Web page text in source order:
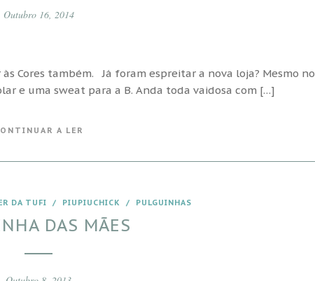
Outubro 16, 2014
Cores também. Já foram espreitar a nova loja? Mesmo no
e uma sweat para a B. Anda toda vaidosa com […]
A LER
DA TUFI / PIUPIUCHICK / PULGUINHAS
DAS MÃES